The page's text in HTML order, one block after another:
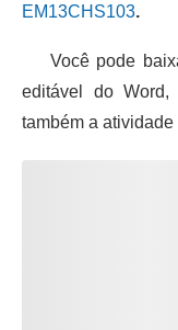
EM13CHS103.
Você pode
editável do
também a